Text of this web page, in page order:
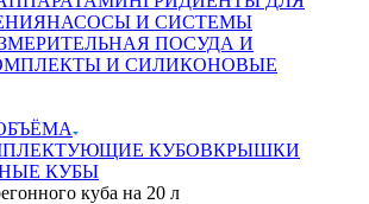
НАСОСЫ И СИСТЕМЫ
ПОСУДА И
И СИЛИКОНОВЫЕ
КУБОВКРЫШКИ
КУБЫ
куба на 20 л